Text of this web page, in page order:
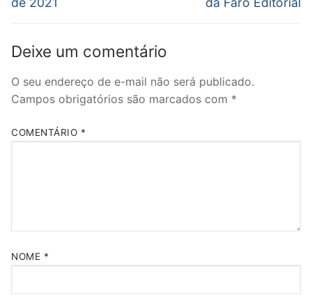
Post
Deixe um comentário
O seu endereço de e-mail não será publicado.
Campos obrigatórios são marcados com *
COMENTÁRIO *
NOME *